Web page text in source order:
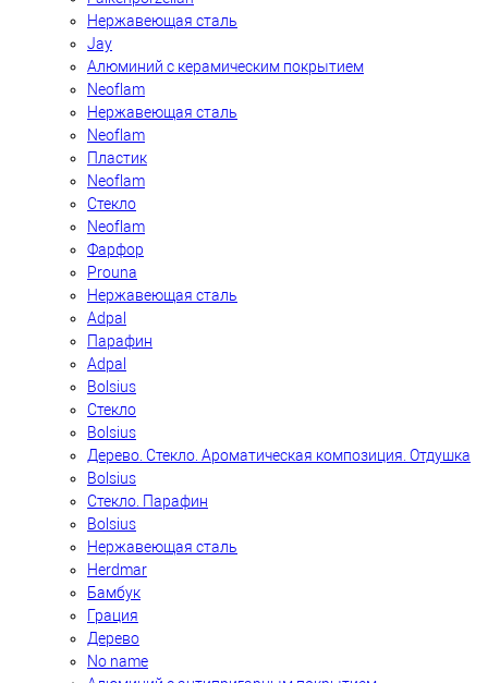
Нержавеющая сталь
Jay
Алюминий с керамическим покрытием
Neoflam
Нержавеющая сталь
Neoflam
Пластик
Neoflam
Стекло
Neoflam
Фарфор
Prouna
Нержавеющая сталь
Adpal
Парафин
Adpal
Bolsius
Стекло
Bolsius
Дерево. Стекло. Ароматическая композиция. Отдушка
Bolsius
Стекло. Парафин
Bolsius
Нержавеющая сталь
Herdmar
Бамбук
Грация
Дерево
No name